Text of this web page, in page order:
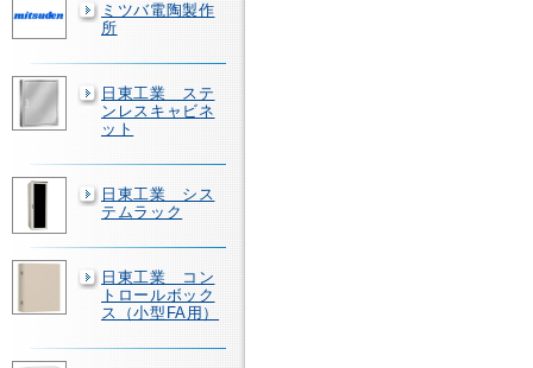
ミツバ電陶製作
所
日東工業 ステ
ンレスキャビネ
ット
日東工業 シス
テムラック
日東工業 コン
トロールボック
ス（小型FA用）